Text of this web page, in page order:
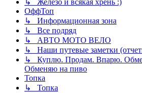
↳ Железо и всякая хрень :)
ОффТоп
↳ Информационная зона
↳ Все подряд
↳ АВТО МОТО ВЕЛО
↳ Наши путевые заметки
↳ Куплю. Продам. Впарю.
Обменяю на пиво
Топка
↳ Топка